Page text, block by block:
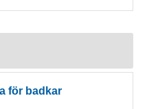
för badkar